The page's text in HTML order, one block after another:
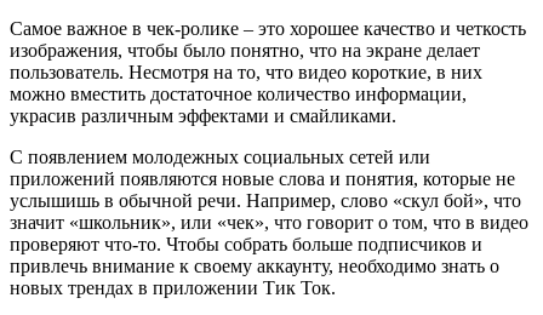
Самое важное в чек-ролике – это хорошее качество и четкость
изображения, чтобы было понятно, что на экране делает
пользователь. Несмотря на то, что видео короткие, в них
можно вместить достаточное количество информации,
украсив различным эффектами и смайликами.
С появлением молодежных социальных сетей или
приложений появляются новые слова и понятия, которые не
услышишь в обычной речи. Например, слово «скул бой», что
значит «школьник», или «чек», что говорит о том, что в видео
проверяют что-то. Чтобы собрать больше подписчиков и
привлечь внимание к своему аккаунту, необходимо знать о
новых трендах в приложении Тик Ток.